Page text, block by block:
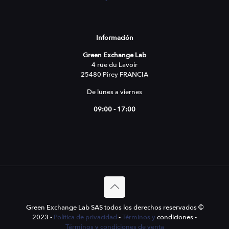
Información
Green Exchange Lab
4 rue du Lavoir
25480 Pirey FRANCIA
De lunes a viernes
09:00 - 17:00
Green Exchange Lab SAS todos los derechos reservados ©
2023 - Política de privacidad -Términos y condiciones -
Términos y condiciones de venta